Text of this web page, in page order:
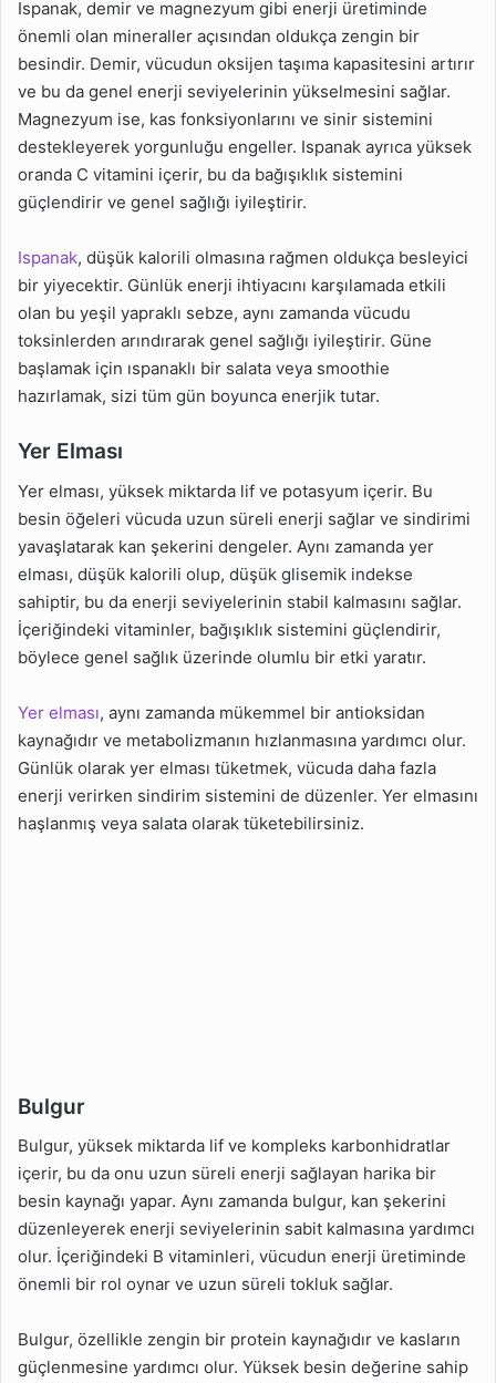
Ispanak, demir ve magnezyum gibi enerji üretiminde
önemli olan mineraller açısından oldukça zengin bir
besindir. Demir, vücudun oksijen taşıma kapasitesini artırır
ve bu da genel enerji seviyelerinin yükselmesini sağlar.
Magnezyum ise, kas fonksiyonlarını ve sinir sistemini
destekleyerek yorgunluğu engeller. Ispanak ayrıca yüksek
oranda C vitamini içerir, bu da bağışıklık sistemini
güçlendirir ve genel sağlığı iyileştirir.
Ispanak, düşük kalorili olmasına rağmen oldukça besleyici
bir yiyecektir. Günlük enerji ihtiyacını karşılamada etkili
olan bu yeşil yapraklı sebze, aynı zamanda vücudu
toksinlerden arındırarak genel sağlığı iyileştirir. Güne
başlamak için ıspanaklı bir salata veya smoothie
hazırlamak, sizi tüm gün boyunca enerjik tutar.
Yer Elması
Yer elması, yüksek miktarda lif ve potasyum içerir. Bu
besin öğeleri vücuda uzun süreli enerji sağlar ve sindirimi
yavaşlatarak kan şekerini dengeler. Aynı zamanda yer
elması, düşük kalorili olup, düşük glisemik indekse
sahiptir, bu da enerji seviyelerinin stabil kalmasını sağlar.
İçeriğindeki vitaminler, bağışıklık sistemini güçlendirir,
böylece genel sağlık üzerinde olumlu bir etki yaratır.
Yer elması, aynı zamanda mükemmel bir antioksidan
kaynağıdır ve metabolizmanın hızlanmasına yardımcı olur.
Günlük olarak yer elması tüketmek, vücuda daha fazla
enerji verirken sindirim sistemini de düzenler. Yer elmasını
haşlanmış veya salata olarak tüketebilirsiniz.
Bulgur
Bulgur, yüksek miktarda lif ve kompleks karbonhidratlar
içerir, bu da onu uzun süreli enerji sağlayan harika bir
besin kaynağı yapar. Aynı zamanda bulgur, kan şekerini
düzenleyerek enerji seviyelerinin sabit kalmasına yardımcı
olur. İçeriğindeki B vitaminleri, vücudun enerji üretiminde
önemli bir rol oynar ve uzun süreli tokluk sağlar.
Bulgur, özellikle zengin bir protein kaynağıdır ve kasların
güçlenmesine yardımcı olur. Yüksek besin değerine sahip